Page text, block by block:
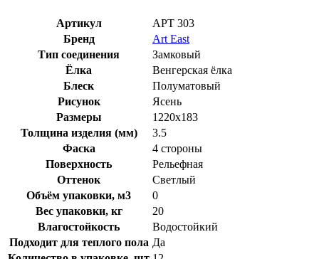
Артикул
APT 303
Бренд
Art East
Тип соединения
Замковый
Ёлка
Венгерская ёлка
Блеск
Полуматовый
Рисунок
Ясень
Размеры
1220х183
Толщина изделия (мм)
3.5
Фаска
4 стороны
Поверхность
Рельефная
Оттенок
Светлый
Объём упаковки, м3
0
Вес упаковки, кг
20
Влагостойкость
Водостойкий
Подходит для теплого пола Да